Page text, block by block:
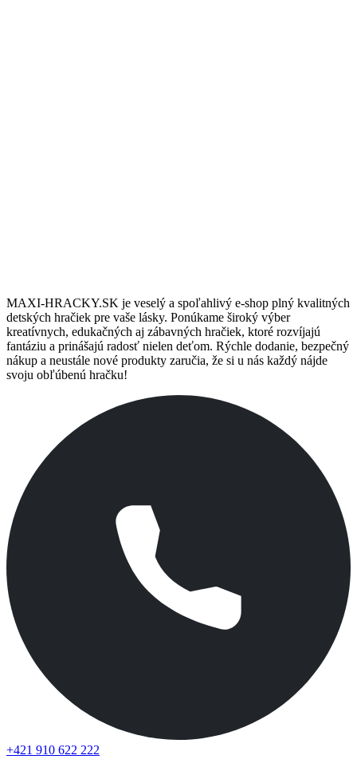
MAXI-HRACKY.SK je veselý a spoľahlivý e-shop plný kvalitných
detských hračiek pre vaše lásky. Ponúkame široký výber
kreatívnych, edukačných aj zábavných hračiek, ktoré rozvíjajú
fantáziu a prinášajú radosť nielen deťom. Rýchle dodanie, bezpečný
nákup a neustále nové produkty zaručia, že si u nás každý nájde
svoju obľúbenú hračku!
+421 910 622 222